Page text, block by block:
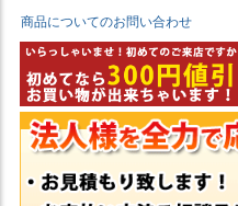
商品についてのお問い合わせ